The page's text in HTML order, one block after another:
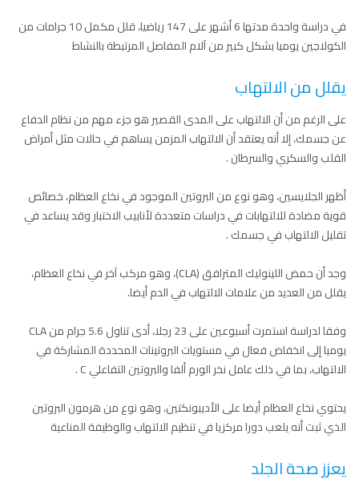
في دراسة واحدة مدتها 6 أشهر على 147 رياضيا، قلل مكمل 10 جرامات من
الكولاجين يوميا بشكل كبير من آلام المفاصل المرتبطة بالنشاط
يقلل من الالتهاب
على الرغم من أن الالتهاب على المدى القصير هو جزء مهم من نظام الدفاع
عن جسمك، إلا أنه يعتقد أن الالتهاب المزمن يساهم في حالات مثل أمراض
القلب والسكري والسرطان .
أظهر الجلايسين، وهو نوع من البروتين الموجود في نخاع العظام، خصائص
قوية مضادة للالتهابات في دراسات متعددة لأنابيب الاختبار وقد يساعد في
تقليل الالتهاب في جسمك .
وجد أن حمض اللينوليك المترافق (CLA)، وهو مركب آخر في نخاع العظام،
يقلل من العديد من علامات الالتهاب في الدم أيضا.
وفقا لدراسة استمرت أسبوعين على 23 رجلا، أدى تناول 5.6 جرام من CLA
يوميا إلى انخفاض فعال في مستويات البروتينات المحددة المشاركة في
الالتهاب، بما في ذلك عامل نخر الورم ألفا والبروتين التفاعلي C .
يحتوي نخاع العظام أيضا على الأديبونكتين، وهو نوع من هرمون البروتين
الذي ثبت أنه يلعب دورا مركزيا في تنظيم الالتهاب والوظيفة المناعية
يعزز صحة الجلد